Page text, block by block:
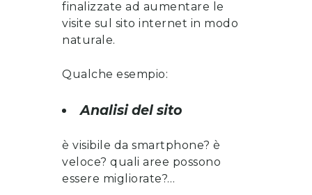
finalizzate ad aumentare le
visite sul sito internet in modo
naturale.
Qualche esempio:
Analisi del sito
è visibile da smartphone? è
veloce? quali aree possono
essere migliorate?…